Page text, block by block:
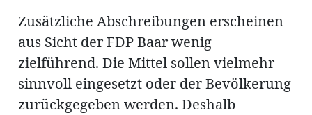
Zusätzliche Abschreibungen erscheinen
aus Sicht der FDP Baar wenig
zielführend. Die Mittel sollen vielmehr
sinnvoll eingesetzt oder der Bevölkerung
zurückgegeben werden. Deshalb